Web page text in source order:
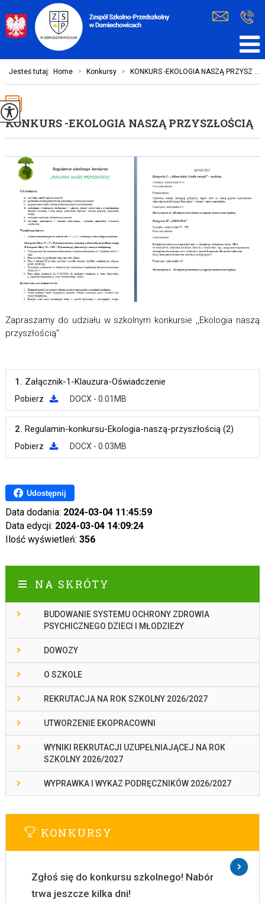
Jesteś tutaj: Home > Konkursy > KONKURS -EKOLOGIA NASZĄ PRZYSZ ...
KONKURS -EKOLOGIA NASZĄ PRZYSZŁOŚCIĄ
Zapraszamy do udziału w szkolnym konkursie ,,Ekologia naszą
przyszłością"
1. Załącznik-1-Klauzura-Oświadczenie
Pobierz DOCX - 0.01MB
2. Regulamin-konkursu-Ekologia-naszą-przyszłością (2)
Pobierz DOCX - 0.03MB
Udostępnij
Data dodania: 2024-03-04 11:45:59
Data edycji: 2024-03-04 14:09:24
Ilość wyświetleń: 356
NA SKRÓTY
BUDOWANIE SYSTEMU OCHRONY ZDROWIA
PSYCHICZNEGO DZIECI I MŁODZIEŻY
DOWOZY
O SZKOLE
REKRUTACJA NA ROK SZKOLNY 2026/2027
UTWORZENIE EKOPRACOWNI
WYNIKI REKRUTACJI UZUPEŁNIAJĄCEJ NA ROK
SZKOLNY 2026/2027
WYPRAWKA I WYKAZ PODRĘCZNIKÓW 2026/2027
KONKURSY
Zgłoś się do konkursu szkolnego! Nabór
trwa jeszcze kilka dni!